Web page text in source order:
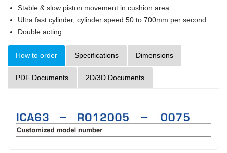
Stable & slow piston movement in cushion area.
Ultra fast cylinder, cylinder speed 50 to 700mm per second.
Double acting.
How to order Specifications Dimensions
PDF Documents 2D/3D Documents